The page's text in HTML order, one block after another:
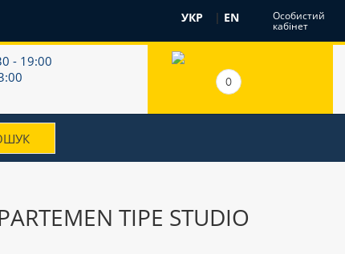
УКР | EN Особистий
кабінет
- 19:00
0
TIPE STUDIO